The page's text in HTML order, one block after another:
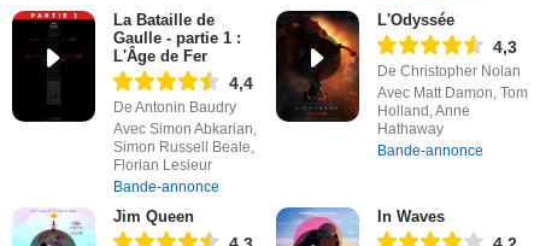
La Bataille de
Gaulle - partie 1 :
L'Âge de Fer
4,4
De Antonin Baudry
Avec Simon Abkarian,
Simon Russell Beale,
Florian Lesieur
Bande-annonce
L'Odyssée
4,3
De Christopher Nolan
Avec Matt Damon, Tom
Holland, Anne
Hathaway
Bande-annonce
Jim Queen In Waves